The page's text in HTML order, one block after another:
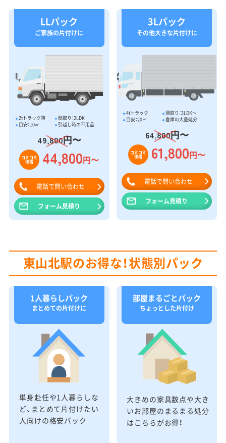
LLパック
ご家族の片付けに
2tトラック箱
間取り：2LDK
目安：10㎥
引越し時の不用品
49,800円〜
コミコミ
価格 44,800円〜
電話で問い合わせ
フォーム見積り
3Lパック
その他大きな片付けに
4tトラック
間取り：3LDK〜
目安：20㎥
倉庫の大量処分
64,800円〜
コミコミ
価格 61,800円〜
電話で問い合わせ
フォーム見積り
東山北駅のお得な！状態別パック
1人暮らしパック
まとめての片付けに
単身赴任や1人暮らしな
ど、まとめて片付けたい
人向けの格安パック
部屋まるごとパック
ちょっとした片付け
大きめの家具数点や大き
いお部屋のまるまる処分
はこちらがお得！